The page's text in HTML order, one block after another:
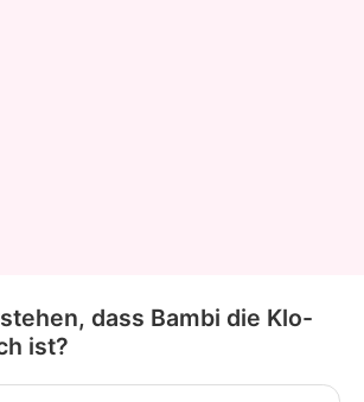
dass Bambi die Klo-
ist?